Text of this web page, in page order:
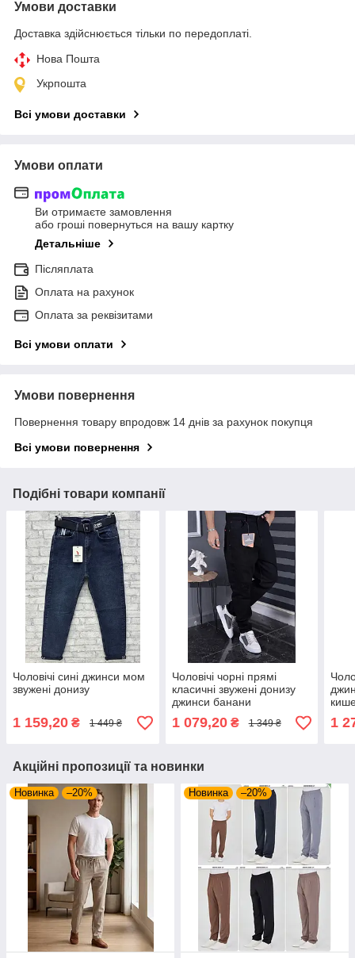
Умови доставки
Доставка здійснюється тільки по передоплаті.
Нова Пошта
Укрпошта
Всі умови доставки
Умови оплати
Ви отримаєте замовлення
або гроші повернуться на вашу картку
Детальніше
Післяплата
Оплата на рахунок
Оплата за реквізитами
Всі умови оплати
Умови повернення
Повернення товару впродовж 14 днів за рахунок покупця
Всі умови повернення
Подібні товари компанії
Чоловічі сині джинси мом
звужені донизу
1 159,20 ₴ 1 449 ₴
Чоловічі чорні прямі
класичні звужені донизу
джинси банани
1 079,20₴ 1 349 ₴ 1
Акційні пропозиції та новинки
Новинка –20% Новинка –20%